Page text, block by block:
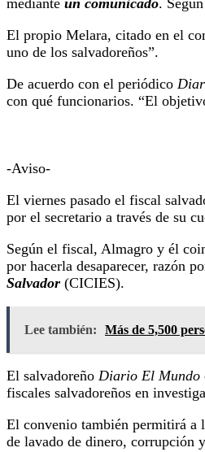
mediante un comunicado.
El propio Melara, citado en el
uno de los salvadoreños”.
De acuerdo con el periódico
con qué funcionarios. “El
-Aviso-
El viernes pasado el fiscal
por el secretario a través de su
Según el fiscal, Almagro y él
por hacerla desaparecer, razón
Salvador (CICIES).
Lee también: Más de 5,500
El salvadoreño Diario El Mundo
fiscales salvadoreños en
El convenio también permitirá a
de lavado de dinero, corrupción